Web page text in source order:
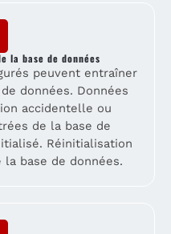
la base de données
peuvent entraîner
données. Données
accidentelle ou
de la base de
Réinitialisation
base de données.